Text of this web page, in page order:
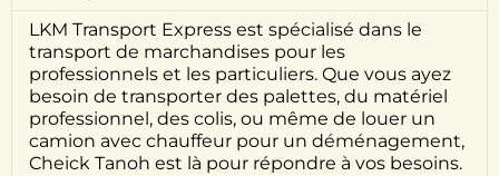
LKM Transport Express est spécialisé dans le
transport de marchandises pour les
professionnels et les particuliers. Que vous ayez
besoin de transporter des palettes, du matériel
professionnel, des colis, ou même de louer un
camion avec chauffeur pour un déménagement,
Cheick Tanoh est là pour répondre à vos besoins.